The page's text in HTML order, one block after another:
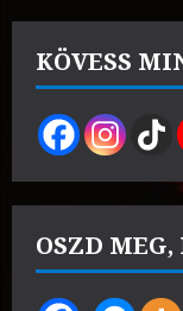
was:
15000
KÖVESS
OSZD